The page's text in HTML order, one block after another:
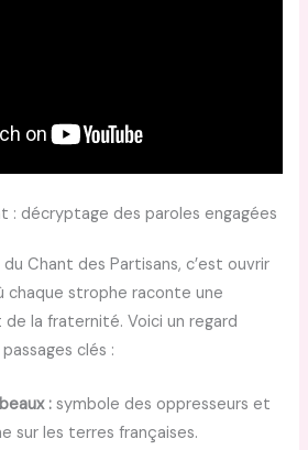
: décryptage des paroles engagées
Chant des Partisans, c’est ouvrir
chaque strophe raconte une
la fraternité. Voici un regard
clés :
: symbole des oppresseurs et
sur les terres françaises.